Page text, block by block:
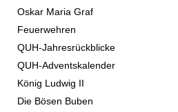
Oskar Maria Graf
Feuerwehren
QUH-Jahresrückblicke
QUH-Adventskalender
König Ludwig II
Die Bösen Buben